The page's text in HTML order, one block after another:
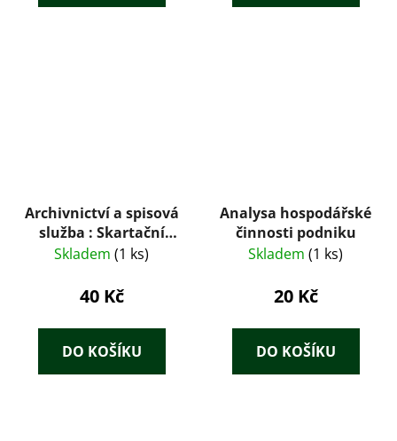
Archivnictví a spisová
služba : Skartační
řízení : zákon,
vlády : podle stavu k
Skladem (1 ks)
40 Kč
DO KOŠÍKU
Analysa hospodářské
činnosti podniku
Skladem (1 ks)
20 Kč
DO KOŠÍKU